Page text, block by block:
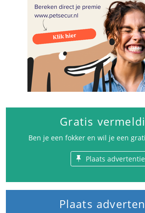
Gratis
Ben je een fokker en wil je een
Plaats advertentie
Plaats